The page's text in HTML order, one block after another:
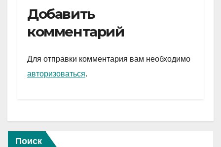
e
gr
a
m
er
s
A
p
и
Добавить
комментарий
Для отправки комментария вам необходимо
авторизоваться.
Поиск